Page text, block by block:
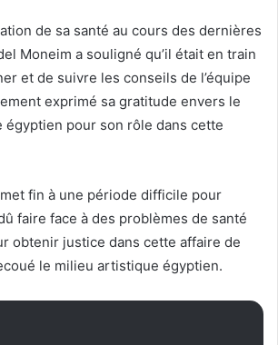
de sa santé au cours des dernières
Moneim a souligné qu’il était en train
et de suivre les conseils de l’équipe
exprimé sa gratitude envers le
égyptien pour son rôle dans cette
fin à une période difficile pour
faire face à des problèmes de santé
obtenir justice dans cette affaire de
le milieu artistique égyptien.